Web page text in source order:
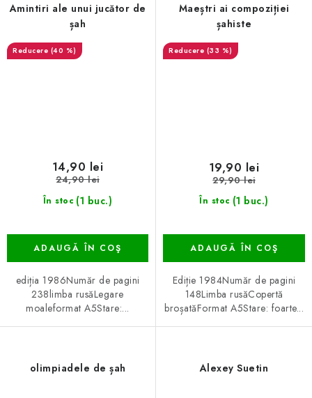
Amintiri ale unui jucător de
șah
(40 %)
În stoc (1 buc.)
14,90 lei
24,90 lei
ADAUGĂ ÎN COŞ
ediția 1986Număr de pagini
238limba rusăLegare
moaleformat A5Stare:...
Maeștri ai compoziției
șahiste
(33 %)
În stoc (1 buc.)
19,90 lei
29,90 lei
ADAUGĂ ÎN COŞ
Ediție 1984Număr de pagini
148Limba rusăCopertă
broșatăFormat A5Stare: foarte...
olimpiadele de șah Alexey Suetin